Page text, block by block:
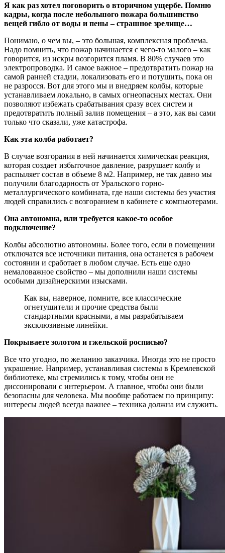
Я как раз хотел поговорить о вторичном ущербе. Помню
кадры, когда после небольшого пожара большинство
вещей гибло от воды и пены – страшное зрелище…
Понимаю, о чем вы, – это большая, комплексная проблема.
Надо помнить, что пожар начинается с чего-то малого – как
говорится, из искры возгорится пламя. В 80% случаев это
электропроводка. И самое важное – предотвратить пожар на
самой ранней стадии, локализовать его и потушить, пока он
не разросся. Вот для этого мы и внедряем колбы, которые
устанавливаем локально, в самых огнеопасных местах. Они
позволяют избежать срабатывания сразу всех систем и
предотвратить полный залив помещения – а это, как вы сами
только что сказали, уже катастрофа.
Как эта колба работает?
В случае возгорания в ней начинается химическая реакция,
которая создает избыточное давление, разрушает колбу и
распыляет состав в объеме 8 м2. Например, не так давно мы
получили благодарность от Уральского горно-
металлургического комбината, где наши системы без участия
людей справились с возгоранием в кабинете с компьютерами.
Она автономна, или требуется какое-то особое
подключение?
Колбы абсолютно автономны. Более того, если в помещении
отключатся все источники питания, она останется в рабочем
состоянии и сработает в любом случае. Есть еще одно
немаловажное свойство – мы дополнили наши системы
особыми дизайнерскими изысками.
Как вы, наверное, помните, все классические
огнетушители и прочие средства были
стандартными красными, а мы разрабатываем
эксклюзивные линейки.
Покрываете золотом и гжельской росписью?
Все что угодно, по желанию заказчика. Иногда это не просто
украшение. Например, устанавливая системы в Кремлевской
библиотеке, мы стремились к тому, чтобы они не
диссонировали с интерьером. А главное, чтобы они были
безопасны для человека. Мы вообще работаем по принципу:
интересы людей всегда важнее – техника должна им служить.